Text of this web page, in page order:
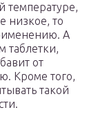
температуре,
низкое, то
А
таблетки,
от
Кроме того,
такой